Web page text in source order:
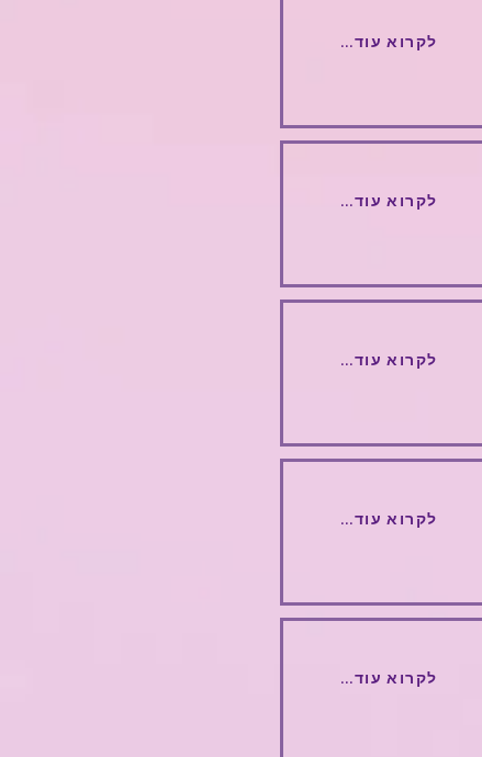
...לקרוא עוד
...לקרוא עוד
...לקרוא עוד
...לקרוא עוד
...לקרוא עוד